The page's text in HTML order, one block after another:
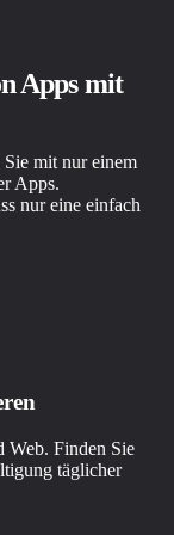
Apps mit
mit nur einem
Apps.
nur eine einfach
Web. Finden Sie
täglicher